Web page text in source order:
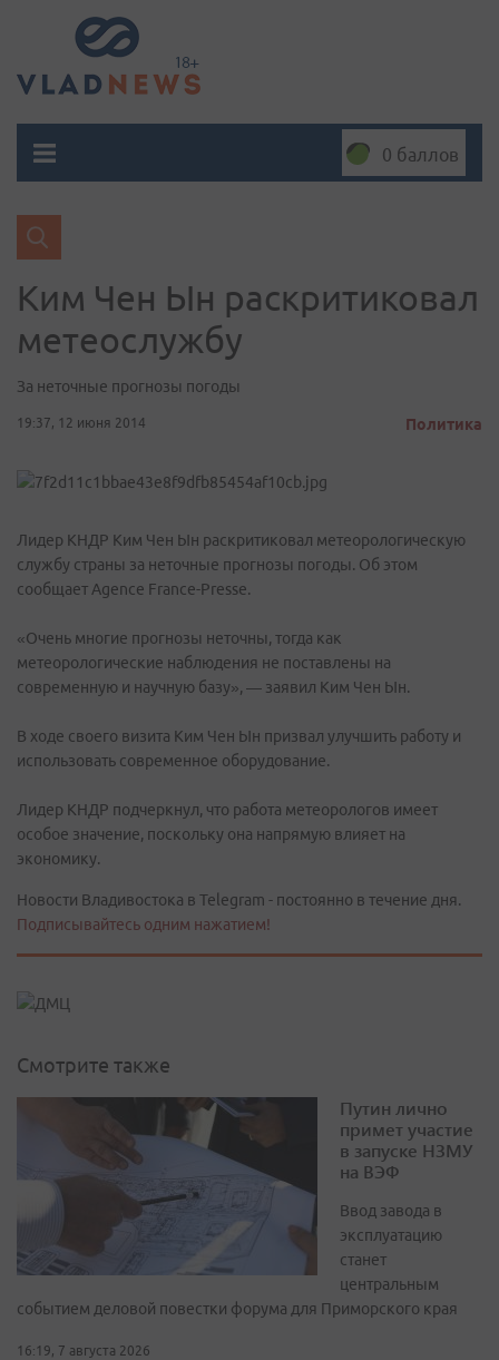
0 баллов
Ким Чен Ын раскритиковал
метеослужбу
За неточные прогнозы погоды
19:37, 12 июня 2014 Политика
Лидер КНДР Ким Чен Ын раскритиковал метеорологическую
службу страны за неточные прогнозы погоды. Об этом
сообщает Agence France-Presse.
«Очень многие прогнозы неточны, тогда как
метеорологические наблюдения не поставлены на
современную и научную базу», — заявил Ким Чен Ын.
В ходе своего визита Ким Чен Ын призвал улучшить работу и
использовать современное оборудование.
Лидер КНДР подчеркнул, что работа метеорологов имеет
особое значение, поскольку она напрямую влияет на
экономику.
Новости Владивостока в Telegram - постоянно в течение дня.
Подписывайтесь одним нажатием!
Смотрите также
Путин лично
примет участие
в запуске НЗМУ
на ВЭФ
Ввод завода в
эксплуатацию
станет
центральным
событием деловой повестки форума для Приморского края
16:19, 7 августа 2026